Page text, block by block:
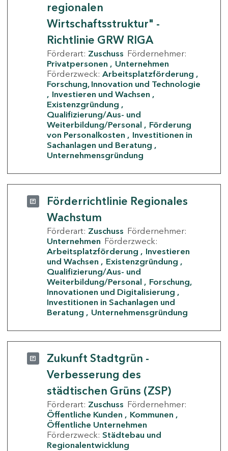
regionalen
Wirtschaftsstruktur" -
Richtlinie GRW RIGA
Förderart: Zuschuss Fördernehmer:
Privatpersonen
Unternehmen
Förderzweck: Arbeitsplatzförderung
Forschung, Innovation und Technologie
Investieren und Wachsen
Existenzgründung
Qualifizierung/Aus- und
Weiterbildung/Personal
Förderung
von Personalkosten
Investitionen in
Sachanlagen und Beratung
Unternehmensgründung
Förderrichtlinie Regionales
Wachstum
Förderart: Zuschuss Fördernehmer:
Unternehmen Förderzweck:
Arbeitsplatzförderung
Investieren
und Wachsen
Existenzgründung
Qualifizierung/Aus- und
Weiterbildung/Personal
Forschung,
Innovationen und Digitalisierung
Investitionen in Sachanlagen und
Beratung
Unternehmensgründung
Zukunft Stadtgrün -
Verbesserung des
städtischen Grüns (ZSP)
Förderart: Zuschuss Fördernehmer:
Öffentliche Kunden
Kommunen
Öffentliche Unternehmen
Förderzweck: Städtebau und
Regionalentwicklung